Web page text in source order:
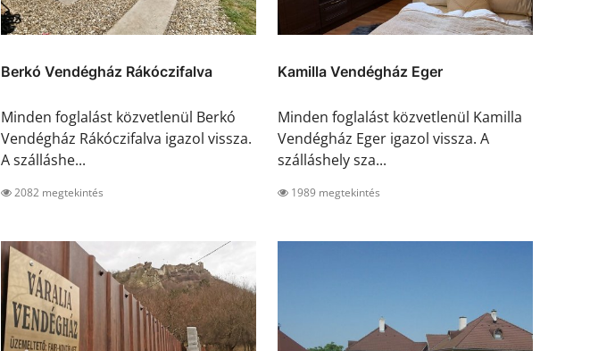
Berkó Vendégház Rákóczifalva
Minden foglalást közvetlenül Berkó
Vendégház Rákóczifalva igazol vissza.
A szálláshe...
2082 megtekintés
Kamilla Vendégház Eger
Minden foglalást közvetlenül Kamilla
Vendégház Eger igazol vissza. A
szálláshely sza...
1989 megtekintés